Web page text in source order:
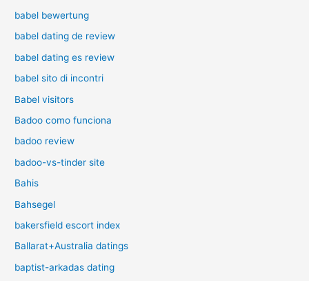
babel bewertung
babel dating de review
babel dating es review
babel sito di incontri
Babel visitors
Badoo como funciona
badoo review
badoo-vs-tinder site
Bahis
Bahsegel
bakersfield escort index
Ballarat+Australia datings
baptist-arkadas dating